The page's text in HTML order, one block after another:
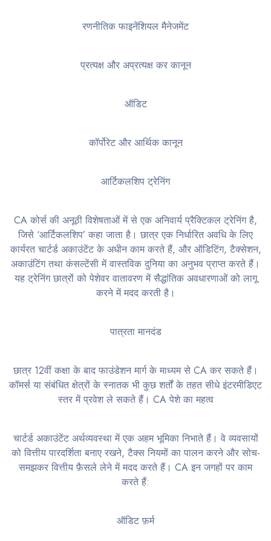
रणनीतिक फाइनेंशियल मैनेजमेंट
प्रत्यक्ष और अप्रत्यक्ष कर कानून
ऑडिट
कॉर्पोरेट और आर्थिक कानून
आर्टिकलशिप ट्रेनिंग
CA कोर्स की अनूठी विशेषताओं में से एक अनिवार्य प्रैक्टिकल ट्रेनिंग है,
जिसे ‘आर्टिकलशिप’ कहा जाता है। छात्र एक निर्धारित अवधि के लिए
कार्यरत चार्टर्ड अकाउंटेंट के अधीन काम करते हैं, और ऑडिटिंग, टैक्सेशन,
अकाउंटिंग तथा कंसल्टेंसी में वास्तविक दुनिया का अनुभव प्राप्त करते हैं।
यह ट्रेनिंग छात्रों को पेशेवर वातावरण में सैद्धांतिक अवधारणाओं को लागू
करने में मदद करती है।
पात्रता मानदंड
छात्र 12वीं कक्षा के बाद फाउंडेशन मार्ग के माध्यम से CA कर सकते हैं।
कॉमर्स या संबंधित क्षेत्रों के स्नातक भी कुछ शर्तों के तहत सीधे इंटरमीडिएट
स्तर में प्रवेश ले सकते हैं। CA पेशे का महत्व
चार्टर्ड अकाउंटेंट अर्थव्यवस्था में एक अहम भूमिका निभाते हैं। वे व्यवसायों
को वित्तीय पारदर्शिता बनाए रखने, टैक्स नियमों का पालन करने और सोच-
समझकर वित्तीय फ़ैसले लेने में मदद करते हैं। CA इन जगहों पर काम
करते हैं:
ऑडिट फ़र्म